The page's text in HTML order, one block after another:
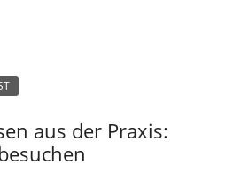
aus der Praxis: